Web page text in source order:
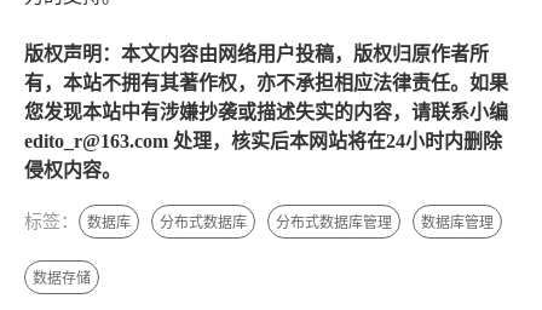
版权声明：本文内容由网络用户投稿，版权归原作者所
有，本站不拥有其著作权，亦不承担相应法律责任。如果
您发现本站中有涉嫌抄袭或描述失实的内容，请联系小编
edito_r@163.com 处理，核实后本网站将在24小时内删除
侵权内容。
标签： 数据库 分布式数据库 分布式数据库管理 数据库管理
数据存储